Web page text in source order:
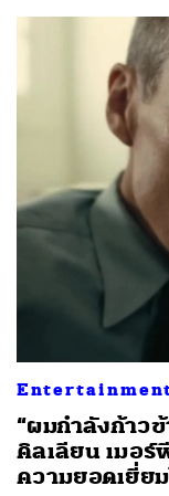
“ผมกำลังก้าว
คิลเลียน เมอ
ความยอดเยี่ย